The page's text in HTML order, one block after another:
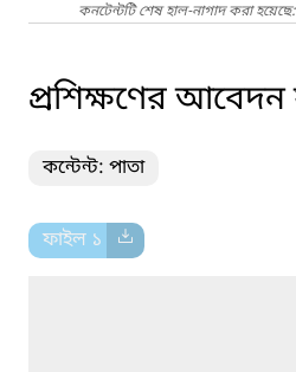
কনটেন্টটি শেষ হাল-নাগাদ করা
প্রশিক্ষণের
কন্টেন্ট: পাতা
ফাইল ১